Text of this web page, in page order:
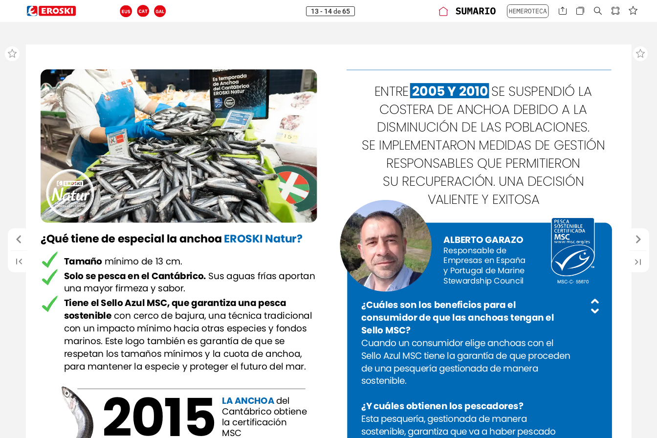
13 - 14 de 65
¿Quétienedeespecial laanchoaEROSKINatur?
Tamaño mínimo de 13 cm.
SolosepescaenelCantábrico. Susaguas fríasaportan
una mayorfirmeza y sabor.
TieneelSelloAzul MSC,quegarantiza unapesca
sostenible con cercode bajura, una técnica tradicional
con un impacto mínimo hacia otras especiesy fondos
marinos. Este logo tambiénesgarantía deque se
respetan lostamaños mínimosy la cuota deanchoa,
para mantener la especie y proteger elfuturodel mar.
2015 LAANCHOAdel
Cantábrico obtiene
la certificación
MSC
¿Cuálessonlos beneficios parael
consumidordequelasanchoastenganel
Sello MSC?
Cuando unconsumidoreligeanchoasconel
SelloAzul MSCtienelagarantíadeque proceden
deuna pesqueríagestionadademanera
sostenible.
¿Ycuálesobtienen lospescadores?
Esta pesquería,gestionadade manera
sostenible,garantizaquevaa haberpescado
ALBERTOGARAZO
Responsablede
Empresas en España
y Portugal de Marine
StewardshipCouncil
ENTRE 2005Y2010 SE SUSPENDIÓ LA
COSTERA DE ANCHOA DEBIDO A LA
DISMINUCIÓN DE LAS POBLACIONES.
SE IMPLEMENTARON MEDIDAS DE GESTIÓN
RESPONSABLES QUE PERMITIERON
SU RECUPERACIÓN. UNA DECISIÓN
VALIENTE Y EXITOSA